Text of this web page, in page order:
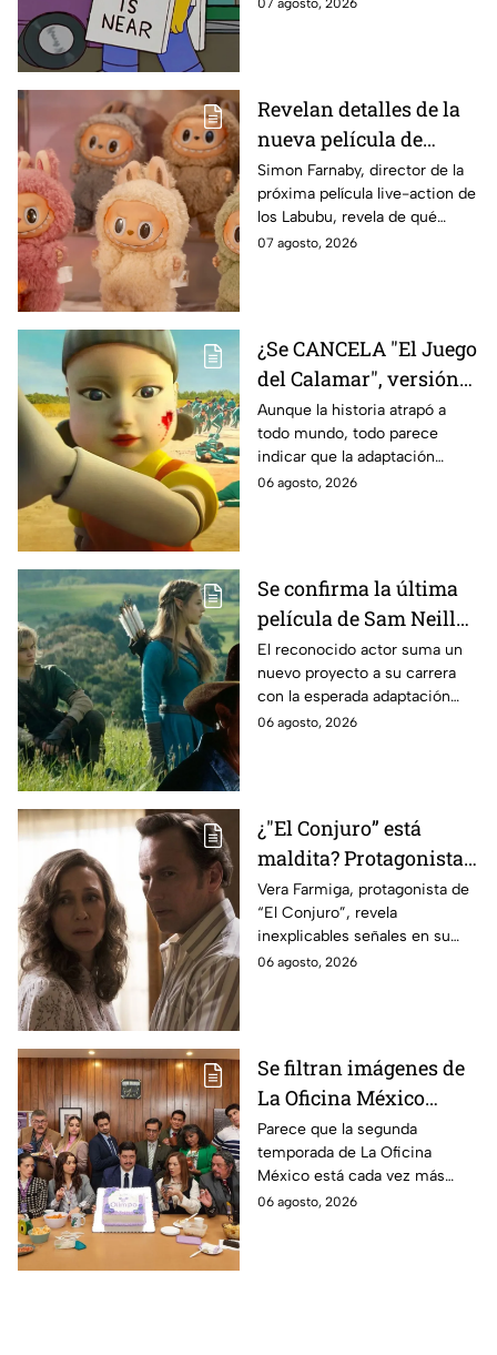
declaración
Revelan detalles de la
nueva película de
Labubu: de qué tratará
y cuándo se estrena
Simon Farnaby, director de la
próxima película live-action de
los Labubu, revela de qué
tratará la cinta. Aquí te
07 agosto, 2026
¿Se CANCELA "El Juego
del Calamar", versión
Estados Unidos? Esto
es lo que se sabe al
momento
Aunque la historia atrapó a
todo mundo, todo parece
indicar que la adaptación
podría ser cancelada:
06 agosto, 2026
Se confirma la última
película de Sam Neill
antes de morir: esto es
lo que se sabe hasta
ahora
El reconocido actor suma un
nuevo proyecto a su carrera
con la esperada adaptación
cinematográfica del popular
06 agosto, 2026
¿"El Conjuro” está
maldita? Protagonista
revela INQUIETANTES
señales en su cuerpo
durante la grabación de
la película
Vera Farmiga, protagonista de
“El Conjuro”, revela
inexplicables señales en su
cuerpo durante el rodaje de la
06 agosto, 2026
Se filtran imágenes de
La Oficina México
temporada 2 y un
detalle desata teorías
entre los fans
Parece que la segunda
temporada de La Oficina
México está cada vez más
cerca, pues el elenco ya se
06 agosto, 2026